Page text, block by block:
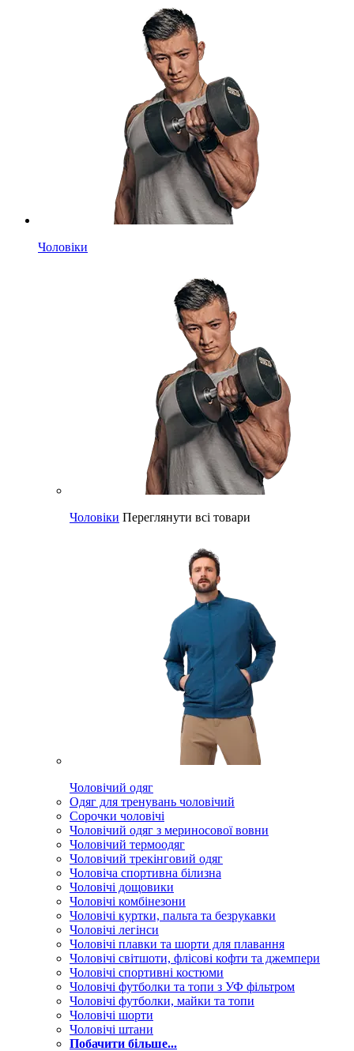
Чоловіки
Чоловіки Переглянути всі товари
Чоловічий одяг
Одяг для тренувань чоловічий
Сорочки чоловічі
Чоловічий одяг з мериносової вовни
Чоловічий термоодяг
Чоловічий трекінговий одяг
Чоловіча спортивна білизна
Чоловічі дощовики
Чоловічі комбінезони
Чоловічі куртки, пальта та безрукавки
Чоловічі легінси
Чоловічі плавки та шорти для плавання
Чоловічі світшоти, флісові кофти та джемпери
Чоловічі спортивні костюми
Чоловічі футболки та топи з УФ фільтром
Чоловічі футболки, майки та топи
Чоловічі шорти
Чоловічі штани
Побачити більше...